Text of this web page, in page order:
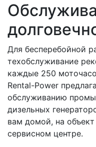
Для бесперебойной
техобслуживание
каждые 250
Rental-Power
обслуживанию
дизельных
вам домой, на
сервисном центре.